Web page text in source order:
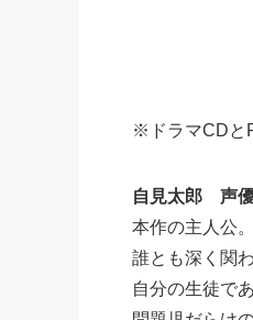
※ドラマCDと
自見太郎 声
本作の主人公。
誰とも深く関
自分の生徒で